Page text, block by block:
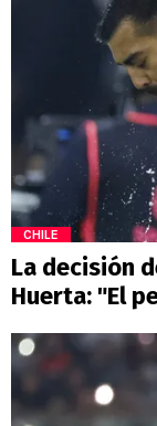
CHILE
La decisión
Huerta: "El